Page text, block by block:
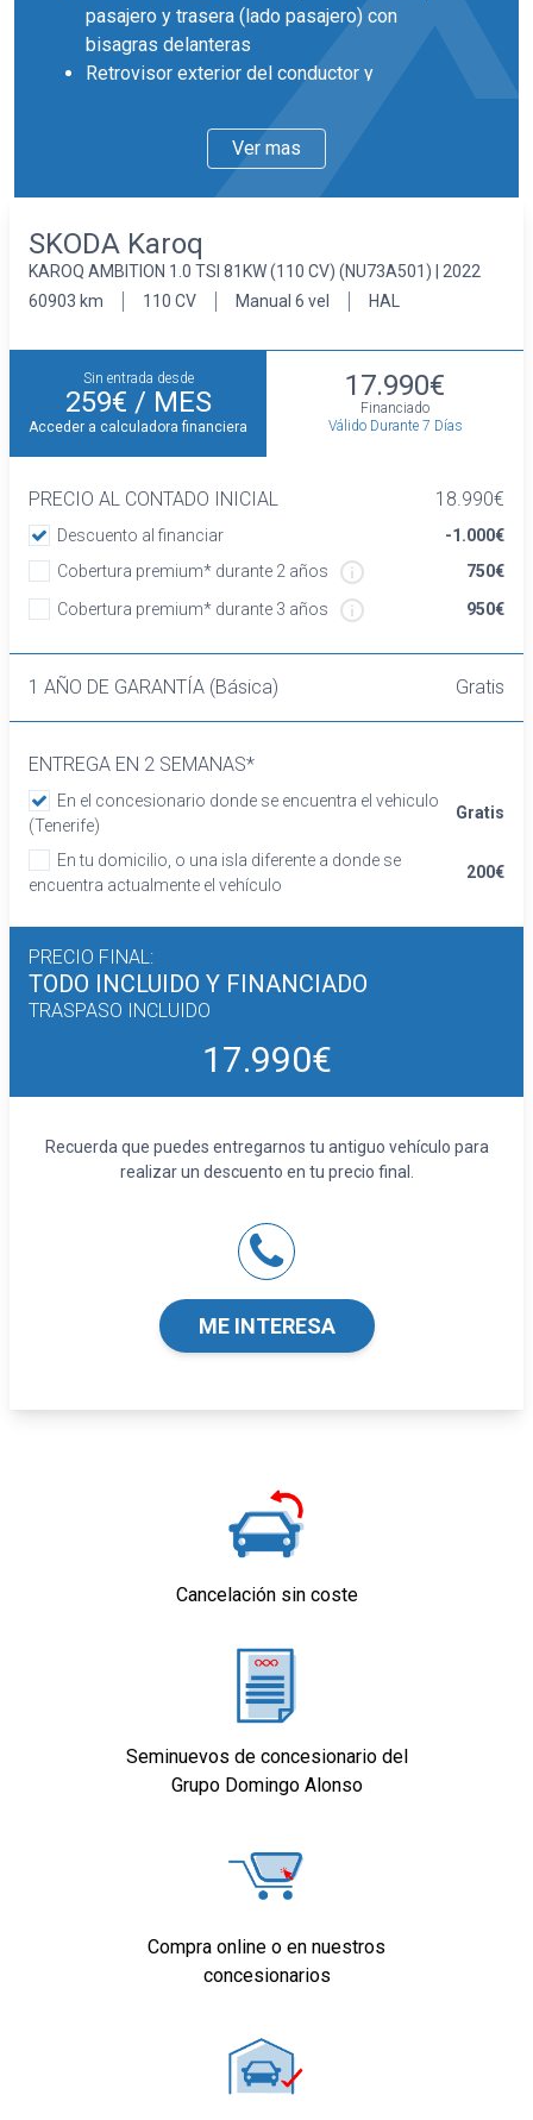
pasajero y trasera (lado pasajero) con
bisagras delanteras
Retrovisor exterior del conductor y
desempañable
Retrovisores plegables
ancho 40,6 y 15,2
Faros con lente elipsoidal, bombilla LED y luz
larga con bombilla LED
Cinco plazas ( 2+3 )
Asientos de tela (material principal)
asiento delantero del acompañante individual
y ajuste manual en altura
Asientos traseros de tres plazas de tipo
banco partido de orientación delantera con
respaldo abatible asimétrico
Cierre centralizado con mando a distancia
Retrovisor interior con oscurecimiento
progresivo automático
Confort
Elevalunas eléctricos delanteros y traseros
Sistema de ventilación con pantalla digital
Aire acondicionado bizona de automático
Equipo de audio con radio AM/FM
Control remoto de audio en el volante
Regulación de los faros con sensor de
Control de crucero
Sensores de aparcamiento delanteros con
con sensor y cámara
Control electrónico de tracción
Airbag lateral de cortina delantero y trasero
Airbag frontal del conductor y acompañante
Airbags laterales delanteros
reposacabezas en asientos traseros
Sistema de servofreno de emergencia
Airbag de rodilla para el conductor
modelo. Para detalle, dirigirse a
Ver mas
SKODA Karoq
KAROQ AMBITION 1.0 TSI 81KW (110 CV) (NU73A501) | 2022
60903 km
110 CV Manual 6 vel HAL
Sin entrada desde
259€ / MES
Acceder a calculadora financiera
17.990€
Financiado
Válido Durante 7 Días
PRECIO AL CONTADO INICIAL 18.990€
Descuento al financiar
-1.000€
Cobertura premium* durante 2 años
750€
Cobertura premium* durante 3 años
950€
1 AÑO DE GARANTÍA (Básica) Gratis
ENTREGA EN 2 SEMANAS*
En el concesionario donde se encuentra el vehiculo
(Tenerife)
Gratis
En tu domicilio, o una isla diferente a donde se
encuentra actualmente el vehículo
200€
PRECIO FINAL:
TODO INCLUIDO Y FINANCIADO
TRASPASO INCLUIDO
17.990€
Recuerda que puedes entregarnos tu antiguo vehículo para
realizar un descuento en tu precio final.
ME INTERESA
Cancelación sin coste
Seminuevos de concesionario del
Grupo Domingo Alonso
Compra online o en nuestros
concesionarios